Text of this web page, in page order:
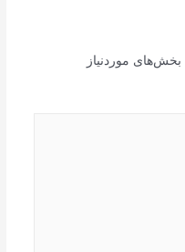
بخش‌های موردنیاز